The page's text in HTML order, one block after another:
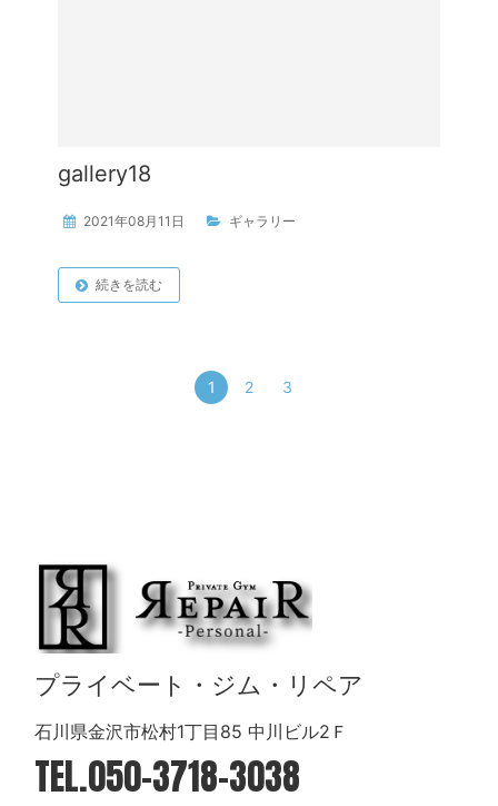
gallery18
2021年08月11日 ギャラリー
続きを読む
1 2 3
プライベート・ジム・リペア
石川県金沢市松村1丁目85 中川ビル2Ｆ
TEL.050-3718-3038